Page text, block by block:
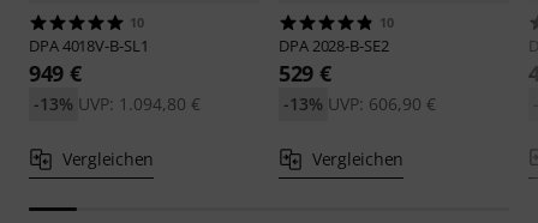
10
DPA4018V-B-SL1
949 €
UVP: 1.094,80 €
-13%
Vergleichen
10
DPA2028-B-SE2
529 €
UVP: 606,90 €
-13%
Vergleichen